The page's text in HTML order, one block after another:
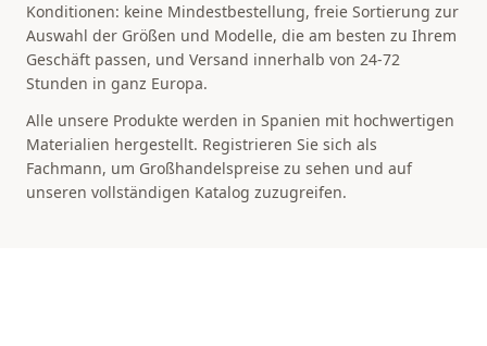
Konditionen: keine Mindestbestellung, freie Sortierung zur
Auswahl der Größen und Modelle, die am besten zu Ihrem
Geschäft passen, und Versand innerhalb von 24-72
Stunden in ganz Europa.
Alle unsere Produkte werden in Spanien mit hochwertigen
Materialien hergestellt. Registrieren Sie sich als
Fachmann, um Großhandelspreise zu sehen und auf
unseren vollständigen Katalog zuzugreifen.